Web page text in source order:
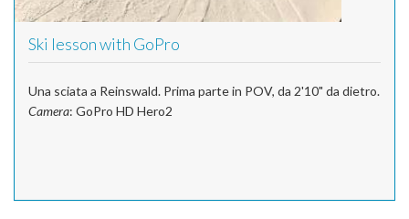
Ski lesson with GoPro
Una sciata a Reinswald. Prima parte in POV, da 2'10" da dietro.
Camera: GoPro HD Hero2